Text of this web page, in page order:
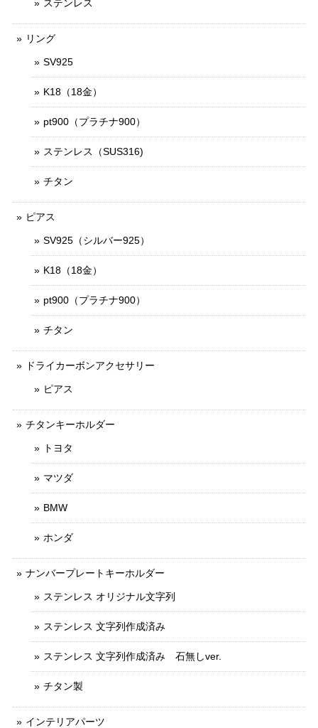
ステンレス
リング
SV925
K18（18金）
pt900（プラチナ900）
ステンレス（SUS316)
チタン
ピアス
SV925（シルバー925）
K18（18金）
pt900（プラチナ900）
チタン
ドライカーボンアクセサリー
ピアス
チタンキーホルダー
トヨタ
マツダ
BMW
ホンダ
ナンバープレートキーホルダー
ステンレス オリジナル文字列
ステンレス 文字列作成済み
ステンレス 文字列作成済み 石無しver.
チタン製
インテリアパーツ